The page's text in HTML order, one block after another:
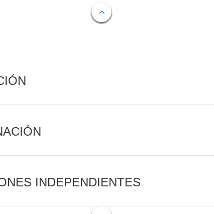
INDEPENDIENTES